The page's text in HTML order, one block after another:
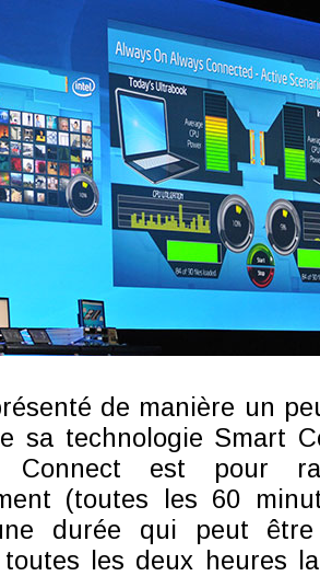
de manière un
sa technologie Smart
Connect est pour
(toutes les 60
durée qui peut
les deux heures